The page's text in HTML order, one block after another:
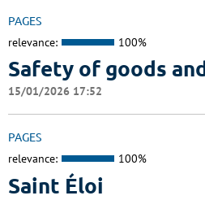
PAGES
relevance: 100%
Safety of goods
15/01/2026 17:52
PAGES
relevance: 100%
Saint Éloi